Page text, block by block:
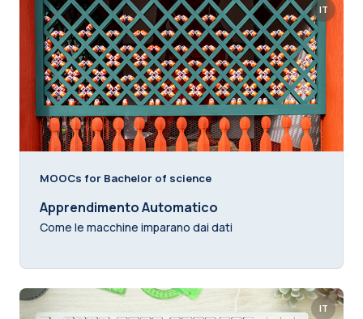
IT
MOOCs for Bachelor of science
Apprendimento Automatico
Come le macchine imparano dai dati
IT